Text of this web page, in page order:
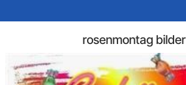
rosenmontag bilder